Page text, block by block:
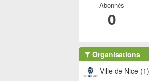
Abonnés
0
Organisations
Ville de Nice (1)